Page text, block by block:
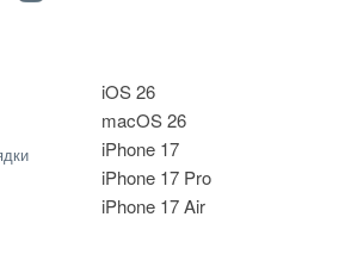
iOS 26
macOS 26
iPhone 17
iPhone 17 Pro
iPhone 17 Air